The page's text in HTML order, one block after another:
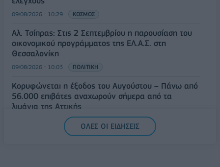
09/08/2026 - 10:29 ΚΟΣΜΟΣ
Αλ. Τσίπρας: Στις 2 Σεπτεμβρίου η παρουσίαση του
οικονομικού προγράμματος της ΕΛ.Α.Σ. στη
Θεσσαλονίκη
09/08/2026 - 10:03 ΠΟΛΙΤΙΚΗ
Κορυφώνεται η έξοδος του Αυγούστου – Πάνω από
56.000 επιβάτες αναχωρούν σήμερα από τα
λιμάνια της Αττικής
ΕΛΛΑΔΑ
Δυτική Αττική: Η επόμενη ημέρα μετά τις πυρκαγιές
ΟΛΕΣ ΟΙ ΕΙΔΗΣΕΙΣ